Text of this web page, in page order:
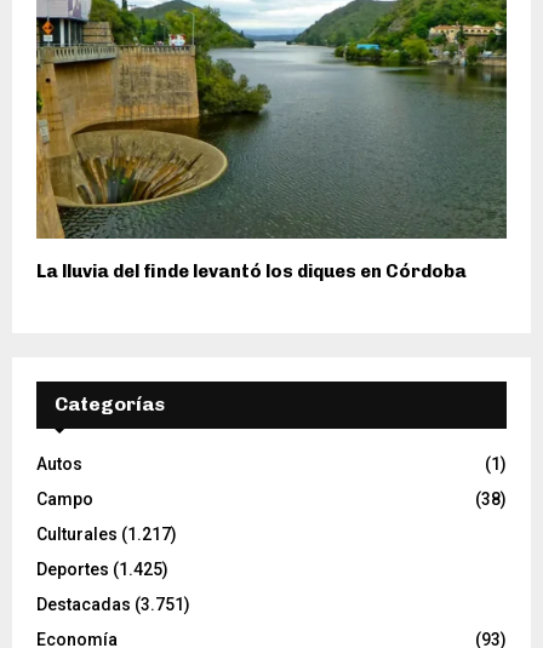
La lluvia del finde levantó los diques en Córdoba
Categorías
Autos
(1)
Campo
(38)
Culturales (1.217)
Deportes (1.425)
Destacadas (3.751)
Economía
(93)